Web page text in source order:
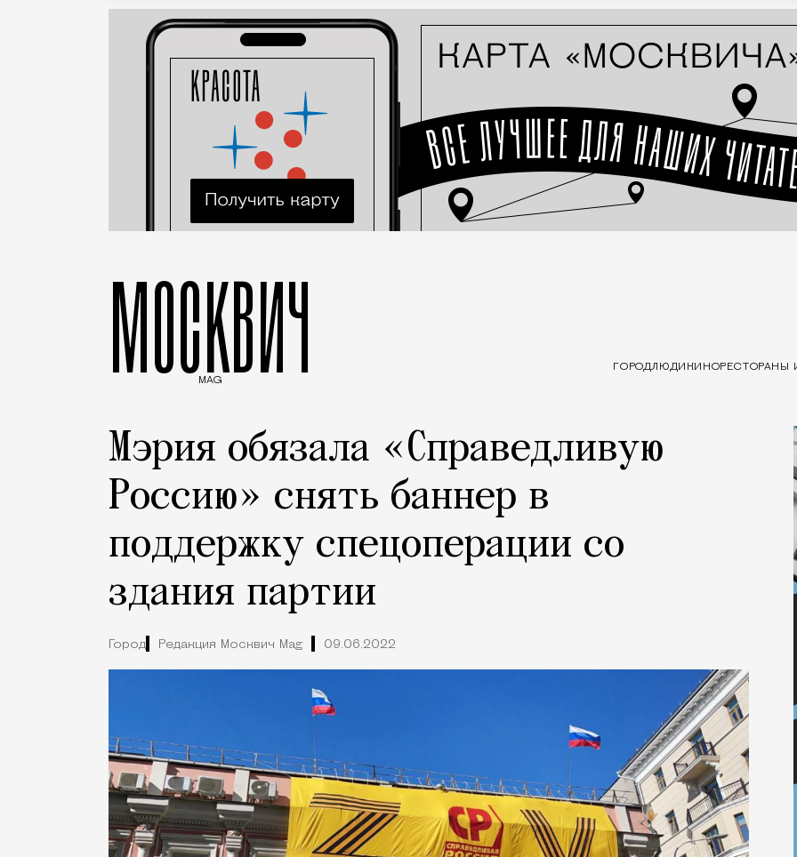
МОСКВИЧ
MAG
ГОРОДЛЮДИ КИНОРЕСТОРАНЫ
Мэрия обязала «Справедливую
Россию» снять баннер в
поддержку спецоперации со
здания партии
Город Редакция Москвич Mag 09.06.2022